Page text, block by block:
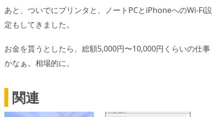
あと、ついでにプリンタと、ノートPCとiPhoneへのWi-Fi設
定もしてきました。
お金を貰うとしたら、総額5,000円〜10,000円くらいの仕事
かなぁ。相場的に。
関連